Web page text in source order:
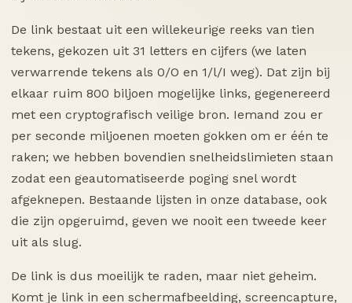
De link bestaat uit een willekeurige reeks van tien
tekens, gekozen uit 31 letters en cijfers (we laten
verwarrende tekens als 0/O en 1/l/I weg). Dat zijn bij
elkaar ruim 800 biljoen mogelijke links, gegenereerd
met een cryptografisch veilige bron. Iemand zou er
per seconde miljoenen moeten gokken om er één te
raken; we hebben bovendien snelheidslimieten staan
zodat een geautomatiseerde poging snel wordt
afgeknepen. Bestaande lijsten in onze database, ook
die zijn opgeruimd, geven we nooit een tweede keer
uit als slug.
De link is dus moeilijk te raden, maar niet geheim.
Komt je link in een schermafbeelding, screencapture,